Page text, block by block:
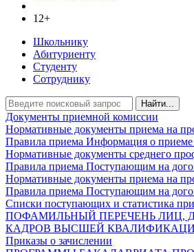
12+
Школьнику
Абитуриенту
Студенту
Сотруднику
Найти...
Документы приемной комиссии
Нормативные документы приема на
Правила приема Информация о приеме
Нормативные документы среднего
Правила приема Поступающим на
Нормативные документы приема на
Правила приема Поступающим на
Списки поступающих и статистика
ПОФАМИЛЬНЫЙ ПЕРЕЧЕНЬ ЛИЦ,
КАДРОВ ВЫСШЕЙ
Приказы о зачислении